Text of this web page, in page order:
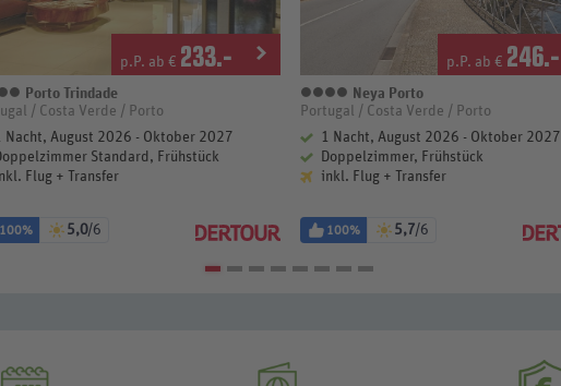
p.P. ab € 233.-
4 Sterne
Porto Trindade
/ Costa Verde / Porto
Nacht, August 2026 - Oktober 2027
Standard, Frühstück
Flug + Transfer
100% 5,0/6
p.P. ab € 246.-
4 Sterne
Neya Porto
Portugal / Costa Verde / Porto
1 Nacht, August 2026 - Oktober 2027
Doppelzimmer, Frühstück
inkl. Flug + Transfer
100% 5,7/6